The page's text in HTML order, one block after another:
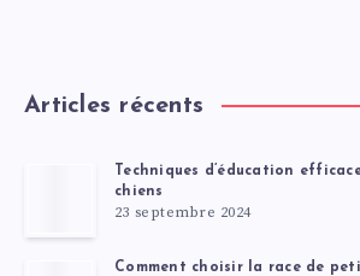
Articles récents
Techniques d’éducation
chiens
23 septembre 2024
Comment choisir la race de